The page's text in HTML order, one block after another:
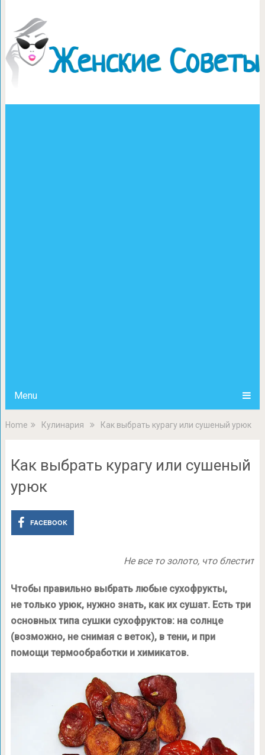
Menu
Home Кулинария Как выбрать курагу или сушеный урюк
Как выбрать курагу или сушеный
урюк
FACEBOOK
Не все то золото, что блестит
Чтобы правильно выбрать любые сухофрукты,
не только урюк, нужно знать, как их сушат. Есть три
основных типа сушки сухофруктов: на солнце
(возможно, не снимая с веток), в тени, и при
помощи термообработки и химикатов.